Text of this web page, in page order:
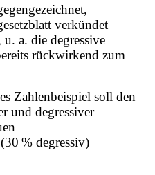
verkündet
a. die degressive
rückwirkend zum
Zahlenbeispiel soll den
und degressiver
% degressiv)